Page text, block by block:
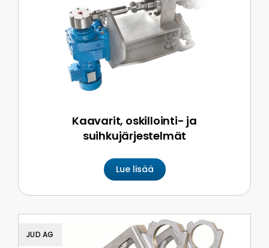
Kaavarit, oskillointi- ja
suihkujärjestelmät
Lue lisää
JUD AG